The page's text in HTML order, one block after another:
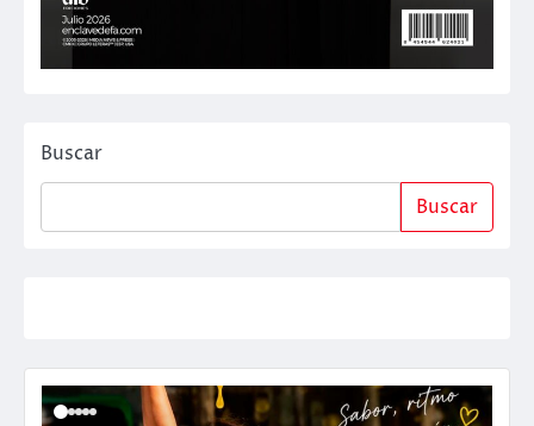
Buscar
Buscar